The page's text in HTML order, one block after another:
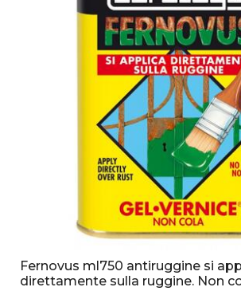
Fernovus ml750 antiruggine si
direttamente sulla ruggine. Non